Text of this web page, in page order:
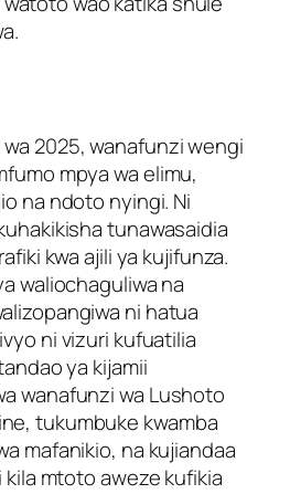
2025, wanafunzi wengi
mpya wa elimu,
na ndoto nyingi. Ni
tunawasaidia
kwa ajili ya kujifunza.
waliochaguliwa na
ni hatua
ni vizuri kufuatilia
ya kijamii
wanafunzi wa Lushoto
tukumbuke kwamba
mafanikio, na kujiandaa
kila mtoto aweze kufikia